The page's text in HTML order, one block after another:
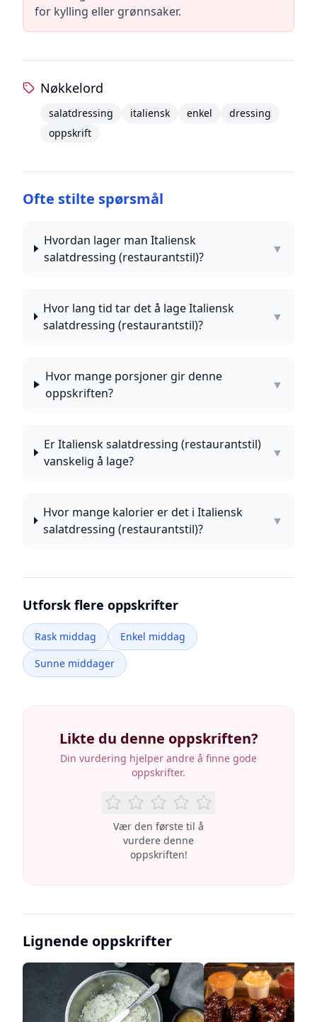
for kylling eller grønnsaker.
Nøkkelord
salatdressing italiensk enkel
dressing
oppskrift
Ofte stilte spørsmål
Hvordan lager man Italiensk
salatdressing (restaurantstil)?
▼
Hvor lang tid tar det å lage Italiensk
salatdressing (restaurantstil)?
▼
Hvor mange porsjoner gir denne
oppskriften?
▼
Er Italiensk salatdressing (restaurantstil)
vanskelig å lage?
▼
Hvor mange kalorier er det i Italiensk
salatdressing (restaurantstil)?
▼
Utforsk flere oppskrifter
Rask middag
Enkel middag
Sunne middager
Likte du denne oppskriften?
Din vurdering hjelper andre å finne gode
oppskrifter.
Vær den første til å
vurdere denne
oppskriften!
Lignende oppskrifter